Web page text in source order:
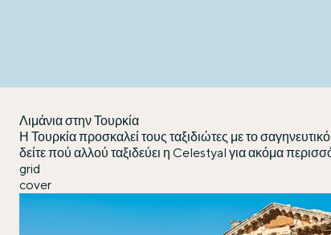
Λιμάνια στην Τουρκία
Η Τουρκία προσκαλεί τους ταξιδιώτες με το
δείτε πού αλλού ταξιδεύει η Celestyal για ακόμα
grid
cover